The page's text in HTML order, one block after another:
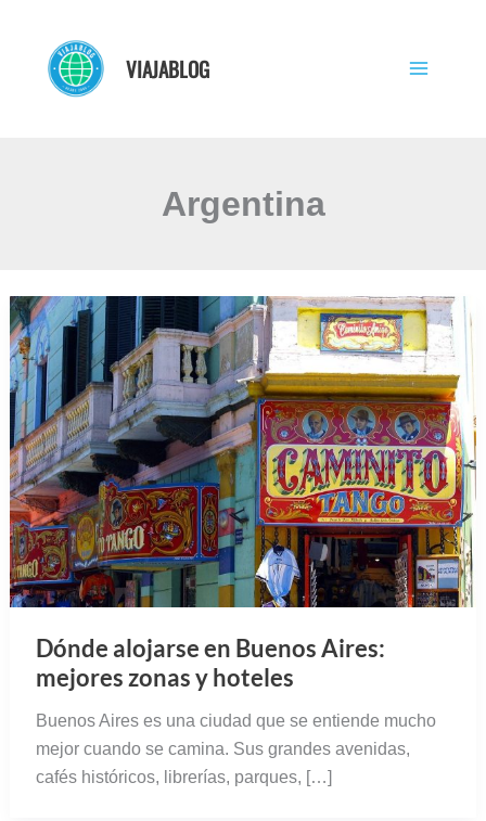
contenido
VIAJABLOG
Argentina
Dónde alojarse en Buenos Aires:
mejores zonas y hoteles
Buenos Aires es una ciudad que se entiende mucho
mejor cuando se camina. Sus grandes avenidas,
cafés históricos, librerías, parques, […]